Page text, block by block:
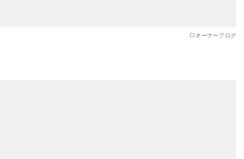
オーナーブログ